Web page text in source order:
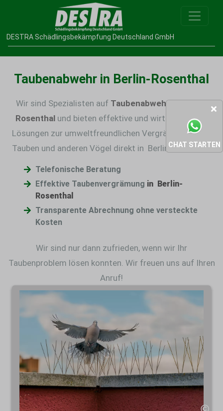
CHAT STARTEN
DESTRA Schädlingsbekämpfung Deutschland GmbH
Taubenabwehr in Berlin-Rosenthal
Wir sind Spezialisten auf Taubenabwehr in Berlin-
Rosenthal und bieten effektive und wirtschaftliche
Lösungen zur umweltfreundlichen Vergrämmung von
Tauben und anderen Vögel direkt in Berlin-Rosenthal.
Telefonische Beratung
Effektive Taubenvergrämung in Berlin-
Rosenthal
Transparente Abrechnung ohne versteckte
Kosten
Wir sind nur dann zufrieden, wenn wir Ihr
Taubenproblem lösen konnten. Wir freuen uns auf Ihren
Anruf!